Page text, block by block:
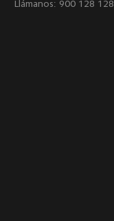
Llámanos: 900 128 128